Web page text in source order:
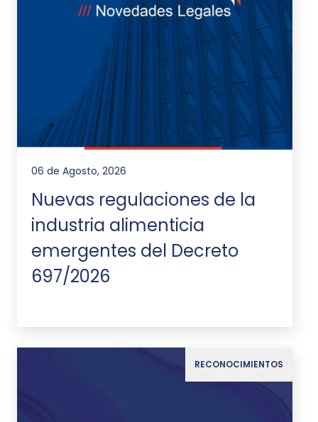
06 de Agosto, 2026
Nuevas regulaciones de la
industria alimenticia
emergentes del Decreto
697/2026
RECONOCIMIENTOS